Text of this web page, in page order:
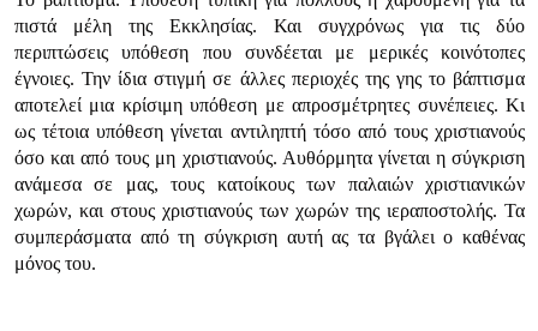
πιστά μέλη της Εκκλησίας. Και συγχρόνως για τις δύο
περιπτώσεις υπόθεση που συνδέεται με μερικές κοινότοπες
έγνοιες. Την ίδια στιγμή σε άλλες περιοχές της γης το βάπτισμα
αποτελεί μια κρίσιμη υπόθεση με απροσμέτρητες συνέπειες. Κι
ως τέτοια υπόθεση γίνεται αντιληπτή τόσο από τους χριστιανούς
όσο και από τους μη χριστιανούς. Αυθόρμητα γίνεται η σύγκριση
ανάμεσα σε μας, τους κατοίκους των παλαιών χριστιανικών
χωρών, και στους χριστιανούς των χωρών της ιεραποστολής. Τα
συμπεράσματα από τη σύγκριση αυτή ας τα βγάλει ο καθένας
μόνος του.